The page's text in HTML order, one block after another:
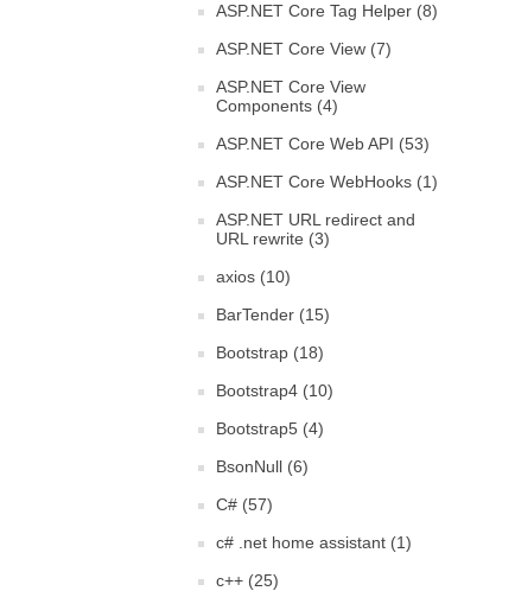
ASP.NET Core Tag Helper (8)
ASP.NET Core View (7)
ASP.NET Core View
Components (4)
ASP.NET Core Web API (53)
ASP.NET Core WebHooks (1)
ASP.NET URL redirect and
URL rewrite (3)
axios (10)
BarTender (15)
Bootstrap (18)
Bootstrap4 (10)
Bootstrap5 (4)
BsonNull (6)
C# (57)
c# .net home assistant (1)
c++ (25)